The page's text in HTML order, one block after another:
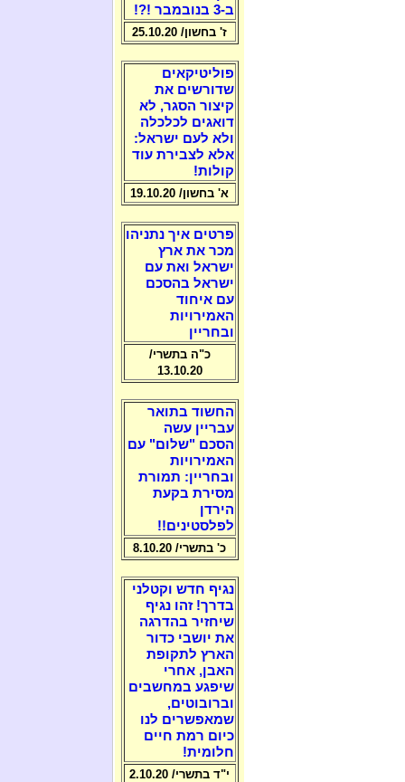
ב-3 בנובמבר !?!
ז' בחשון/ 25.10.20
פוליטיקאים
שדורשים את
קיצור הסגר, לא
דואגים לכלכלה
ולא לעם ישראל:
אלא לצבירת עוד
קולות!
א' בחשון/ 19.10.20
פרטים איך נתניהו
מכר את ארץ
ישראל ואת עם
ישראל בהסכם
עם איחוד
האמירויות
ובחריין
כ"ה בתשרי/
13.10.20
החשוד בתואר
עבריין עשה
הסכם "שלום" עם
האמירויות
ובחריין: תמורת
מסירת בקעת
הירדן
לפלסטינים!!
כ' בתשרי/ 8.10.20
נגיף חדש וקטלני
בדרך! זהו נגיף
שיחזיר בהדרגה
את יושבי כדור
הארץ לתקופת
האבן, אחרי
שיפגע במחשבים
וברובוטים,
שמאפשרים לנו
כיום רמת חיים
חלומית!
י"ד בתשרי/ 2.10.20